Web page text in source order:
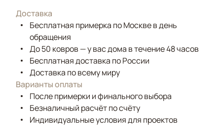
Доставка
Бесплатная примерка по Москве в день
обращения
До 50 ковров — у вас дома в течение 48 часов
Бесплатная доставка по России
Доставка по всему миру
Варианты оплаты
После примерки и финального выбора
Безналичный расчёт по счёту
Индивидуальные условия для проектов